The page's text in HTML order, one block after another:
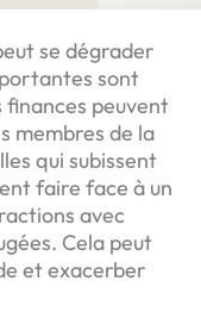
se dégrader
sont
finances peuvent
membres de la
qui subissent
faire face à un
avec
Cela peut
et exacerber